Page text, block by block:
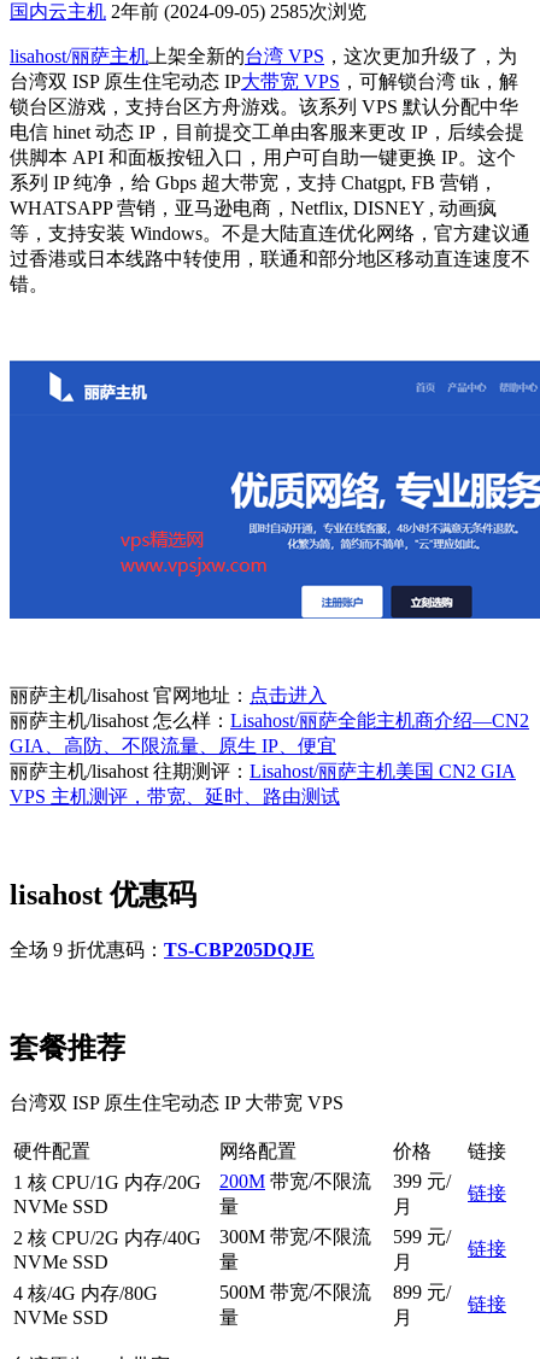
国内云主机 2年前 (2024-09-05) 2585次浏览
lisahost/丽萨主机上架全新的台湾 VPS ，这次更加升级了，为
台湾双 ISP 原生住宅动态 IP大带宽 VPS ，可解锁台湾 tik，解
锁台区游戏，支持台区方舟游戏。该系列 VPS 默认分配中华
电信 hinet 动态 IP，目前提交工单由客服来更改 IP，后续会提
供脚本 API 和面板按钮入口，用户可自助一键更换 IP。这个
系列 IP 纯净，给 Gbps 超大带宽，支持 Chatgpt, FB 营销，
WHATSAPP 营销，亚马逊电商，Netflix, DISNEY , 动画疯
等，支持安装 Windows。不是大陆直连优化网络，官方建议通
过香港或日本线路中转使用，联通和部分地区移动直连速度不
错。
丽萨主机/lisahost 官网地址： 点击进入
丽萨主机/lisahost 怎么样： Lisahost/丽萨全能主机商介绍—CN2
GIA、高防、不限流量、原生 IP、便宜
丽萨主机/lisahost 往期测评： Lisahost/丽萨主机美国 CN2 GIA
VPS 主机测评，带宽、延时、路由测试
lisahost 优惠码
全场 9 折优惠码： TS-CBP205DQJE
套餐推荐
台湾双 ISP 原生住宅动态 IP 大带宽 VPS
硬件配置 网络配置 价格
链接
1 核 CPU/1G 内存/20G
NVMe SSD
200M 带宽/不限流
量
399 元/
月
链接
2 核 CPU/2G 内存/40G
NVMe SSD
300M 带宽/不限流
量
599 元/
月
链接
4 核/4G 内存/80G
NVMe SSD
500M 带宽/不限流
量
899 元/
月
链接